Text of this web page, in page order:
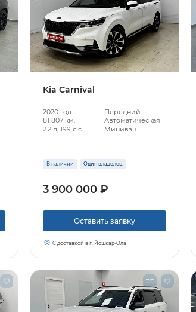
Kia Carnival
2020 год
Передний
81 807 км.
Автоматическая
2.2 л, 199 л.с.
Минивэн
В наличии Один владелец
3 900 000 ₽
Оставить заявку
С доставкой в г. Йошкар-Ола